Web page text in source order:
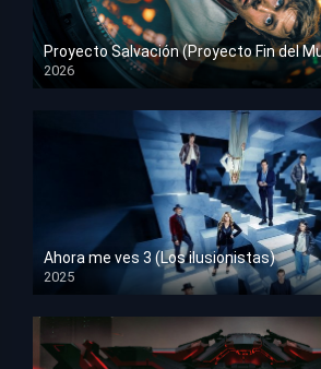
Proyecto Salvación (Proyecto Fin del
2026
HD 1080p
Ahora me ves 3 (Los ilusionistas)
2025
HD 1080p